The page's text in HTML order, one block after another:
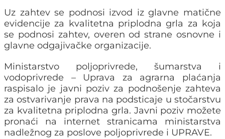
Uz zahtev se podnosi izvod iz glavne matične
evidencije za kvalitetna priplodna grla za koja
se podnosi zahtev, overen od strane osnovne i
glavne odgajivačke organizacije.
Ministarstvo poljoprivrede, šumarstva i
vodoprivrede – Uprava za agrarna plaćanja
raspisalo je javni poziv za podnošenje zahteva
za ostvarivanje prava na podsticaje u stočarstvu
za kvalitetna priplodna grla. Javni poziv možete
pronaći na internet stranicama ministarstva
nadležnog za poslove poljoprivrede i UPRAVE.